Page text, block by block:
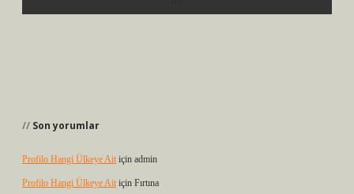
Son yorumlar
Profilo Hangi Ülkeye Ait için admin
Profilo Hangi Ülkeye Ait için Fırtına